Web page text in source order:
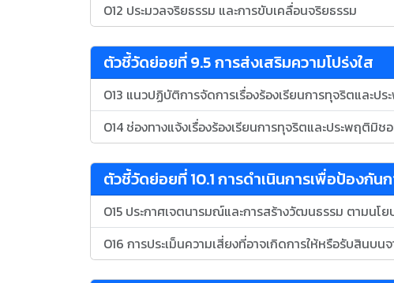
O12 ประมวลจริยธรรม และการขับเคลื่อนจริยธรรม
ตัวชี้วัดย่อยที่ 9.5 การส่งเสริมความโปร่งใส
O13 แนวปฏิบัติการจัดการเรื่องร้องเรียนการทุจริตและป
O14 ช่องทางแจ้งเรื่องร้องเรียนการทุจริตและประพฤติมิช
ตัวชี้วัดย่อยที่ 10.1 การดำเนินการเพื่อป้องกัน
O15 ประกาศเจตนารมณ์และการสร้างวัฒนธรรม ตามน
O16 การประเม็นความเสี่ยงที่อาจเกิดการให้หรือรับสิน